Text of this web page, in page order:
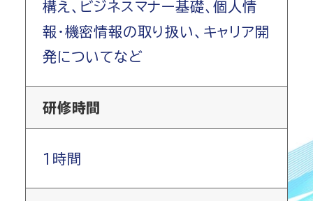
構え、ビジネスマナー基礎、個人情
報・機密情報の取り扱い、キャリア開
発についてなど
研修時間
１時間